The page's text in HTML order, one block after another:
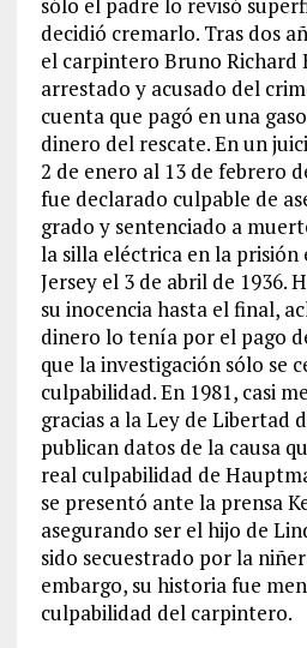
decidió cremarlo. Tras dos
el carpintero Bruno Richard
arrestado y acusado del
cuenta que pagó en una
dinero del rescate. En un
2 de enero al 13 de febrero
fue declarado culpable de
grado y sentenciado a
la silla eléctrica en la prisión
Jersey el 3 de abril de 1936.
su inocencia hasta el final,
dinero lo tenía por el pago
que la investigación sólo se
culpabilidad. En 1981, casi
gracias a la Ley de Libertad
publican datos de la causa
real culpabilidad de
se presentó ante la prensa
asegurando ser el hijo de
sido secuestrado por la
embargo, su historia fue
culpabilidad del carpintero.